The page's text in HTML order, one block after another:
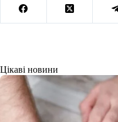
Цікаві новини